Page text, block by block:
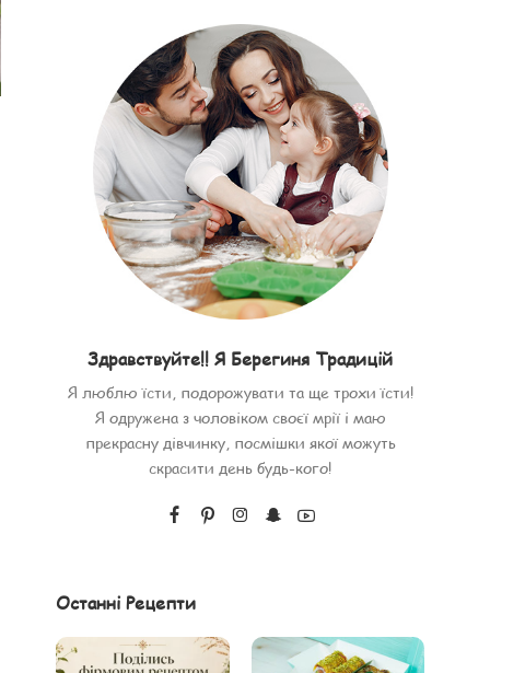
Здравствуйте!! Я Берегиня Традицій
Я люблю їсти, подорожувати та ще трохи їсти!
Я одружена з чоловіком своєї мрії і маю
прекрасну дівчинку, посмішки якої можуть
скрасити день будь-кого!
Останні Рецепти